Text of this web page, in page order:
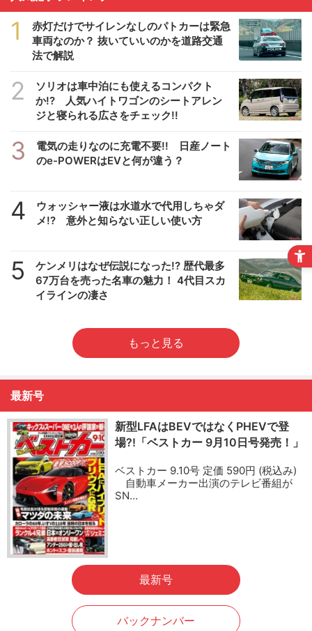
1
赤灯だけでサイレンなしのパトカーは緊急
車両なのか？ 抜いていいのかを道路交通
法で解説
2
ソリオは車中泊にも使えるコンパクト
か!? 人気ハイトワゴンのシートアレン
ジと寝られる広さをチェック!!
3
電気の走りなのに充電不要!! 日産ノート
のe-POWERはEVと何が違う？
4
ウォッシャー液は水道水で代用しちゃダ
メ!? 意外と知らない正しい使い方
5
ケンメリはなぜ伝説になった!? 歴代最多
67万台を売った名車の魅力！ 4代目スカ
イラインの凄さ
もっと見る
最新号
新型LFAはBEVではなくPHEVで登
場?!「ベストカー 9月10日号発売！」
ベストカー 9.10号 定価 590円 (税込み)
自動車メーカー出演のテレビ番組が
SN…
最新号
バックナンバー